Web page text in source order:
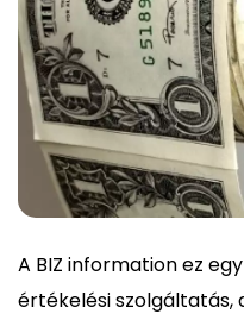
A BIZ information ez
értékelési szolgáltatás,